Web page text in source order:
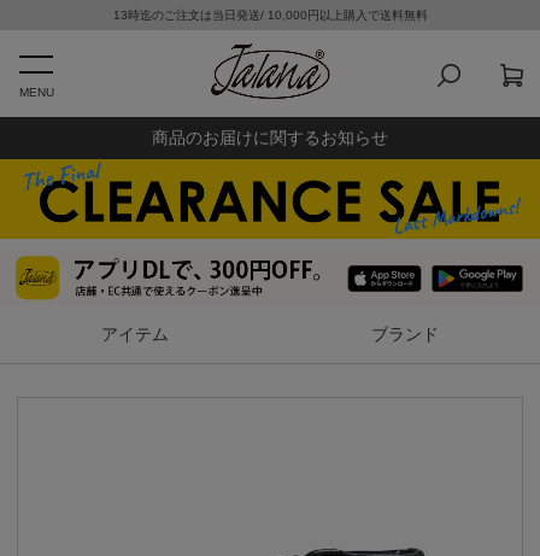
13時迄のご注文は当日発送/ 10,000円以上購入で送料無料
MENU
商品のお届けに関するお知らせ
アイテム ブランド